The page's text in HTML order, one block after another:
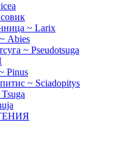
~ Larix
Abies
~ Pseudotsuga
Pinus
~ Sciadopitys